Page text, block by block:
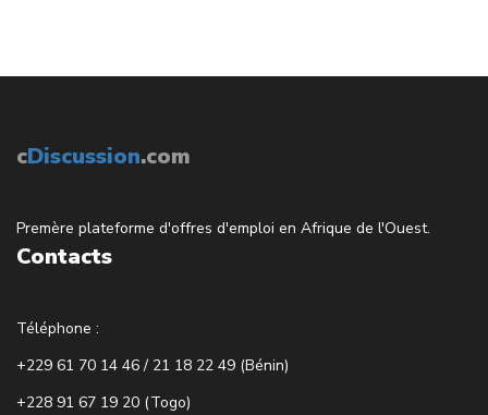
cDiscussion.com
Premère plateforme d'offres d'emploi en Afrique de l'Ouest.
Contacts
Téléphone :
+229 61 70 14 46 / 21 18 22 49 (Bénin)
+228 91 67 19 20 (Togo)